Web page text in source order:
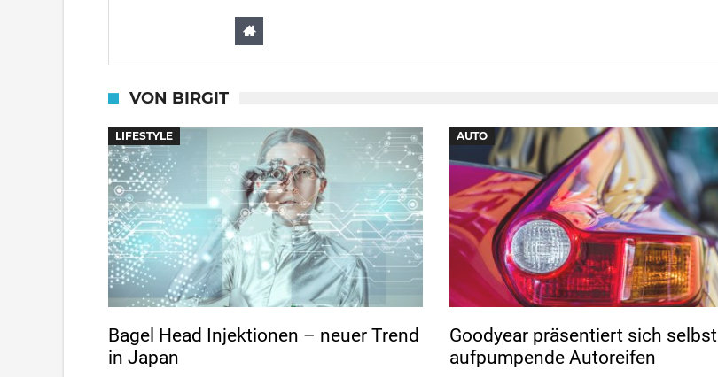
VON BIRGIT
LIFESTYLE
Bagel Head Injektionen – neuer Trend
in Japan
AUTO
Goodyear präsentiert sich selbst
aufpumpende Autoreifen